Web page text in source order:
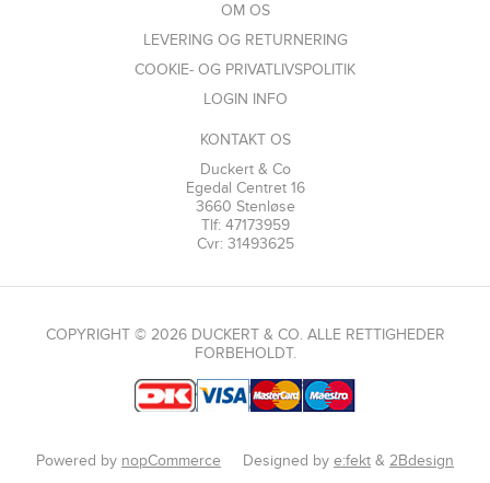
OM OS
LEVERING OG RETURNERING
COOKIE- OG PRIVATLIVSPOLITIK
LOGIN INFO
KONTAKT OS
Duckert & Co
Egedal Centret 16
3660 Stenløse
Tlf: 47173959
Cvr: 31493625
COPYRIGHT © 2026 DUCKERT & CO. ALLE RETTIGHEDER
FORBEHOLDT.
Powered by nopCommerce Designed by e:fekt & 2Bdesign